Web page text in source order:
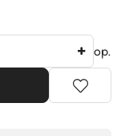
op.